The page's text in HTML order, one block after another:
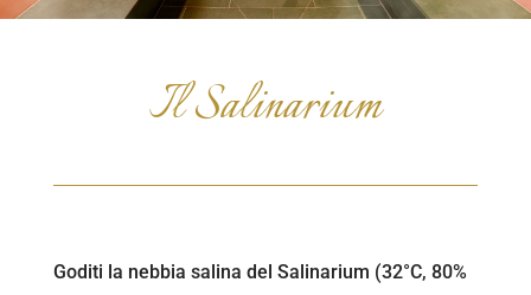
Il Salinarium
Goditi la nebbia salina del Salinarium (32°C, 80%